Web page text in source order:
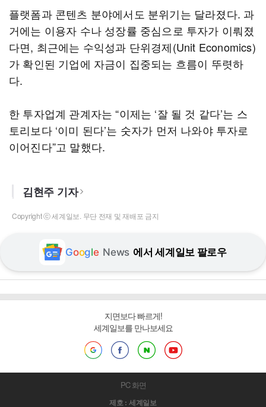
플랫폼과 콘텐츠 분야에서도 분위기는 달라졌다. 과
거에는 이용자 수나 성장률 중심으로 투자가 이뤄졌
다면, 최근에는 수익성과 단위경제(Unit Economics)
가 확인된 기업에 자금이 집중되는 흐름이 뚜렷하
다.
한 투자업계 관계자는 “이제는 ‘잘 될 것 같다’는 스
토리보다 ‘이미 된다’는 숫자가 먼저 나와야 투자로
이어진다”고 말했다.
김현주 기자
Copyright ⓒ 세계일보. 무단 전재 및 재배포 금지
Google News 에서 세계일보 팔로우
지면보다 빠르게!
세계일보를 만나보세요
PC 화면
제호 : 세계일보